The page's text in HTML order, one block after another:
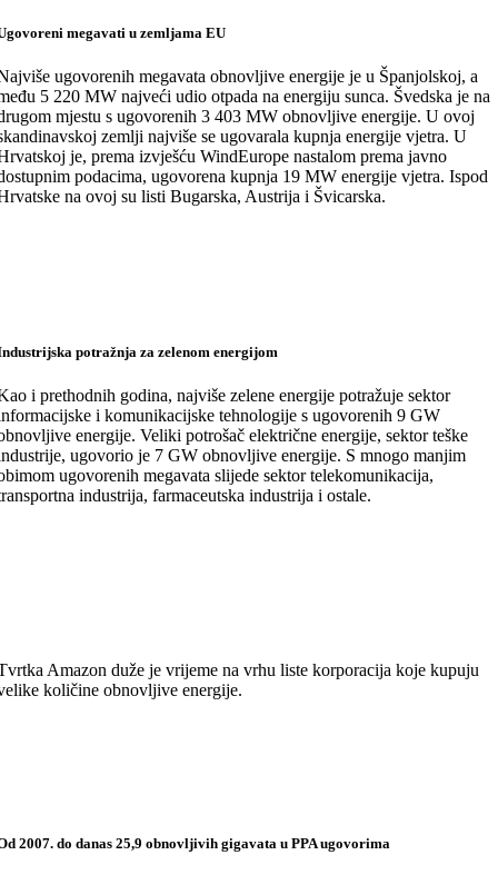
megavati u zemljama EU
ugovorenih megavata obnovljive energije je u Španjolskoj, a
5 220 MW najveći udio otpada na energiju sunca. Švedska je na
mjestu s ugovorenih 3 403 MW obnovljive energije. U ovoj
zemlji najviše se ugovarala kupnja energije vjetra. U
je, prema izvješću WindEurope nastalom prema javno
podacima, ugovorena kupnja 19 MW energije vjetra. Ispod
na ovoj su listi Bugarska, Austrija i Švicarska.
potražnja za zelenom energijom
i prethodnih godina, najviše zelene energije potražuje sektor
i komunikacijske tehnologije s ugovorenih 9 GW
energije. Veliki potrošač električne energije, sektor teške
ugovorio je 7 GW obnovljive energije. S mnogo manjim
ugovorenih megavata slijede sektor telekomunikacija,
industrija, farmaceutska industrija i ostale.
Amazon duže je vrijeme na vrhu liste korporacija koje kupuju
količine obnovljive energije.
2007. do danas 25,9 obnovljivih gigavata u PPA ugovorima